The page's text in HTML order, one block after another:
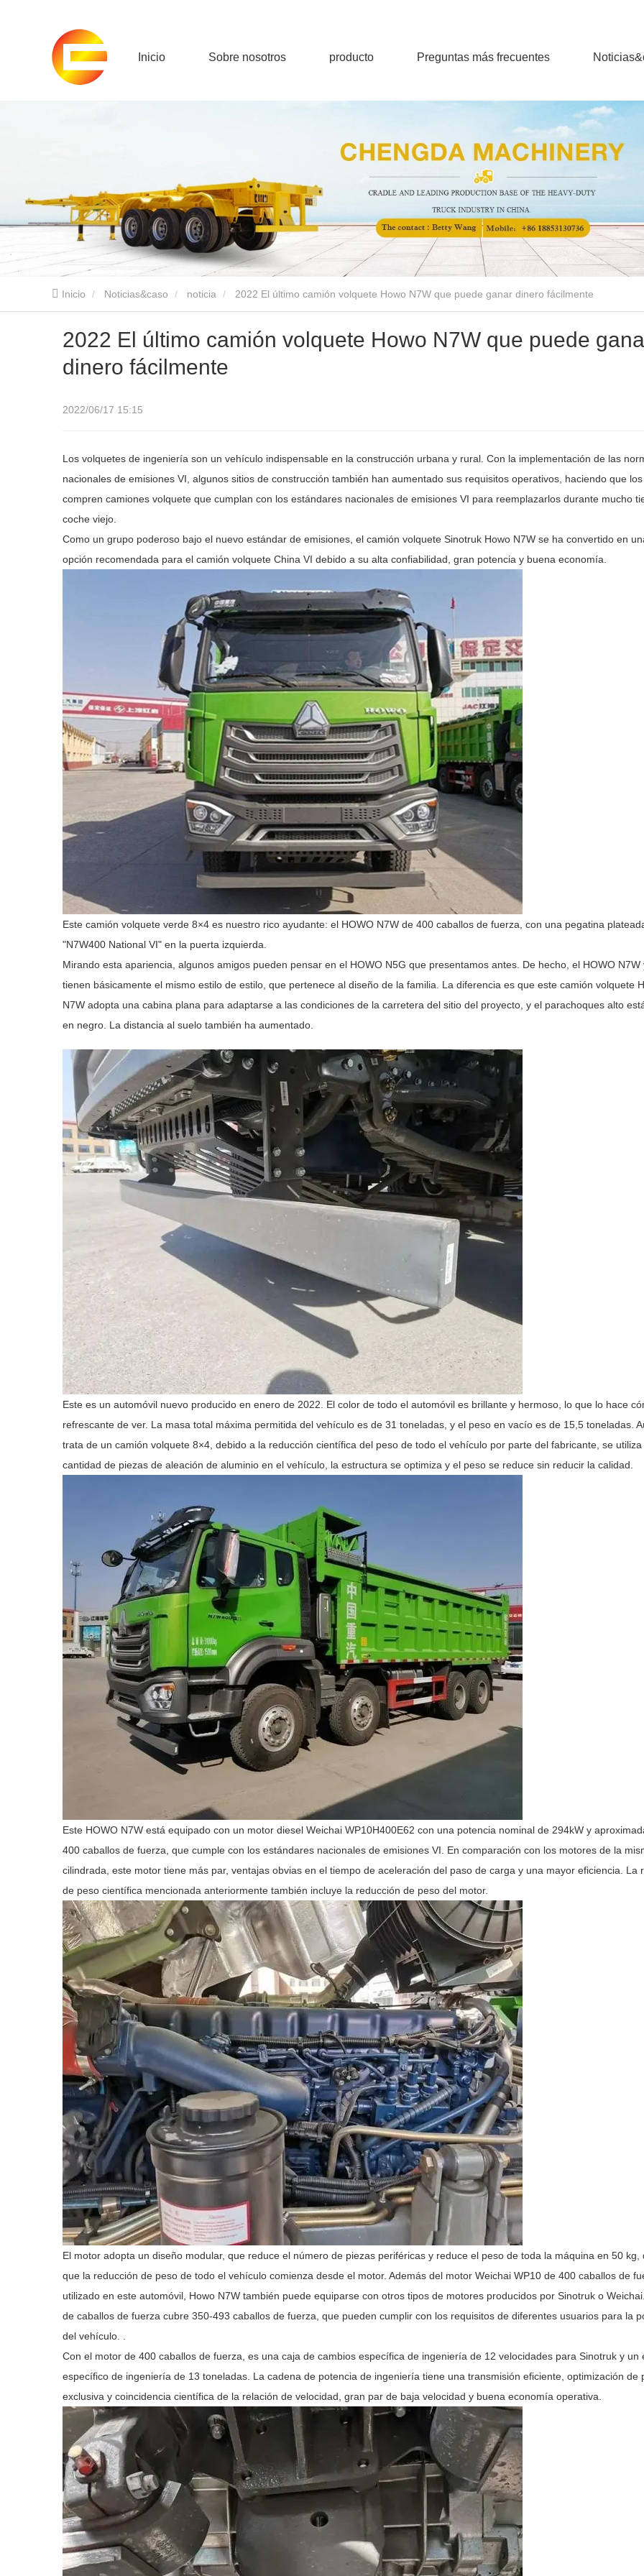
Inicio Sobre nosotros producto Preguntas más frecuentes
Inicio Noticias&caso noticia 2022 El último camión volquete Howo N7W que puede ganar dinero fácilmente
2022 El último camión volquete Howo N7W que puede
dinero fácilmente
2022/06/17 15:15
Los volquetes de ingeniería son un vehículo indispensable en la construcción urbana y rural. Con la implementación de las
nacionales de emisiones VI, algunos sitios de construcción también han aumentado sus requisitos operativos, haciendo que
compren camiones volquete que cumplan con los estándares nacionales de emisiones VI para reemplazarlos durante mucho
coche viejo.
Como un grupo poderoso bajo el nuevo estándar de emisiones, el camión volquete Sinotruk Howo N7W se ha convertido en
opción recomendada para el camión volquete China VI debido a su alta confiabilidad, gran potencia y buena economía.
Este camión volquete verde 8×4 es nuestro rico ayudante: el HOWO N7W de 400 caballos de fuerza, con una pegatina
"N7W400 National VI" en la puerta izquierda.
Mirando esta apariencia, algunos amigos pueden pensar en el HOWO N5G que presentamos antes. De hecho, el HOWO N7W
tienen básicamente el mismo estilo de estilo, que pertenece al diseño de la familia. La diferencia es que este camión volquete
N7W adopta una cabina plana para adaptarse a las condiciones de la carretera del sitio del proyecto, y el parachoques alto
en negro. La distancia al suelo también ha aumentado.
Este es un automóvil nuevo producido en enero de 2022. El color de todo el automóvil es brillante y hermoso, lo que lo hace
refrescante de ver. La masa total máxima permitida del vehículo es de 31 toneladas, y el peso en vacío es de 15,5 toneladas.
trata de un camión volquete 8×4, debido a la reducción científica del peso de todo el vehículo por parte del fabricante, se
cantidad de piezas de aleación de aluminio en el vehículo, la estructura se optimiza y el peso se reduce sin reducir la calidad.
Este HOWO N7W está equipado con un motor diesel Weichai WP10H400E62 con una potencia nominal de 294kW y
400 caballos de fuerza, que cumple con los estándares nacionales de emisiones VI. En comparación con los motores de la
cilindrada, este motor tiene más par, ventajas obvias en el tiempo de aceleración del paso de carga y una mayor eficiencia. La
de peso científica mencionada anteriormente también incluye la reducción de peso del motor.
El motor adopta un diseño modular, que reduce el número de piezas periféricas y reduce el peso de toda la máquina en 50 kg,
que la reducción de peso de todo el vehículo comienza desde el motor. Además del motor Weichai WP10 de 400 caballos de
utilizado en este automóvil, Howo N7W también puede equiparse con otros tipos de motores producidos por Sinotruk o
de caballos de fuerza cubre 350-493 caballos de fuerza, que pueden cumplir con los requisitos de diferentes usuarios para la
del vehículo. .
Con el motor de 400 caballos de fuerza, es una caja de cambios específica de ingeniería de 12 velocidades para Sinotruk y un
específico de ingeniería de 13 toneladas. La cadena de potencia de ingeniería tiene una transmisión eficiente, optimización de
exclusiva y coincidencia científica de la relación de velocidad, gran par de baja velocidad y buena economía operativa.